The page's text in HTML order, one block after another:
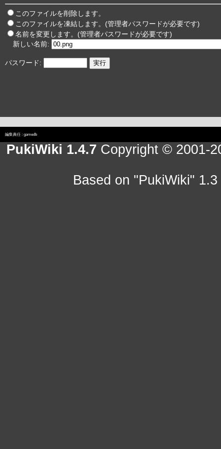
このファイルを削除します。
このファイルを凍結します。(管理者パスワードが必要です)
名前を変更します。(管理者パスワードが必要です)
新しい名前:
パスワード:
編集責任 : gamedb
PukiWiki 1.4.7 Copyright © 2001-
Based on "PukiWiki"